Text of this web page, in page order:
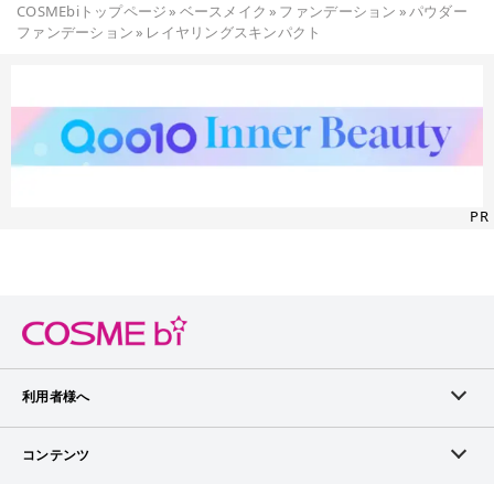
COSMEbiトップページ» ベースメイク » ファンデーション »パウダー
ファンデーション» レイヤリングスキンパクト
PR
利用者様へ
メンバーログイン
コンテンツ